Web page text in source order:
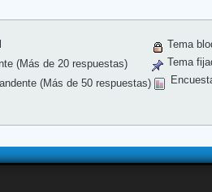
(Más de 20 respuestas)
(Más de 50 respuestas)
Tema
Tema